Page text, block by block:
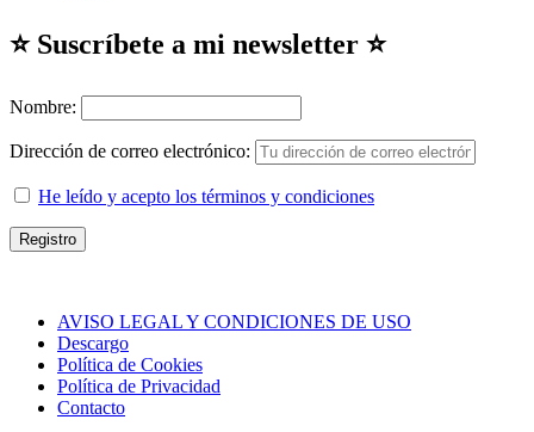
⭐ Suscríbete a mi newsletter ⭐
Nombre:
Dirección de correo electrónico:
He leído y acepto los términos y condiciones
AVISO LEGAL Y CONDICIONES DE USO
Descargo
Política de Cookies
Política de Privacidad
Contacto